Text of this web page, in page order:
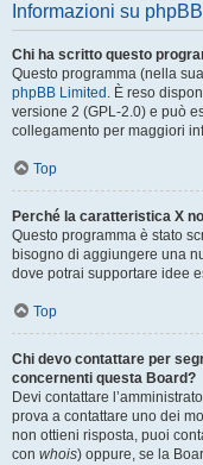
Informazioni su phpBB
Chi ha scritto questo
Questo programma (nella
phpBB Limited . È reso
versione 2 (GPL-2.0) e può
collegamento per maggiori
Top
Perché la caratteristica X
Questo programma è stato
bisogno di aggiungere una
dove potrai supportare idee
Top
Chi devo contattare per
concernenti questa Board?
Devi contattare
prova a contattare uno dei
non ottieni risposta, puoi
con whois) oppure, se la